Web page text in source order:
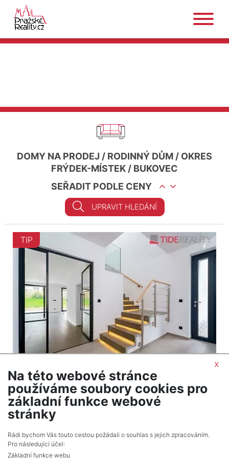
DOMY NA PRODEJ / RODINNÝ DŮM / OKRES
FRÝDEK-MÍSTEK / BUKOVEC
SEŘADIT PODLE CENY
UPRAVIT HLEDÁNÍ
TIP
Dům na prodej / rodinný dům / 170 m
Praha
21 800 000 Kč (za nemovitost) Cena včetně
provize
x
Na této webové stránce
používáme soubory cookies pro
základní funkce webové
stránky
Rádi bychom Vás touto cestou požádali o souhlas s jejich zpracováním.
Pro následující účel:
Základní funkce webu